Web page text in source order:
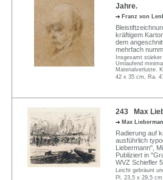
Jahre.
Franz von
kräftigem
dem
mehrfach
Insgesamt
Umlaufend
Materialverluste.
42 x 35 cm, Ra.
243 Max
Max
Radierung auf
ausführlich
Liebermann",
Publiziert in
WVZ Schiefler
Leicht gebräunt
Pl. 23,5 x 29,5